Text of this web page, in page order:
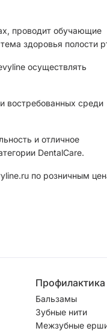
проводит обучающие
здоровья полости
осуществлять
востребованных среди
и отличное
DentalCare.
по розничным
Профилактика
Бальзамы
Зубные нити
Межзубные